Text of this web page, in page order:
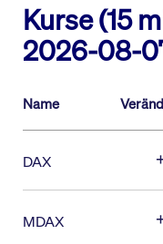
Kurse (15
2026-08-
Name
DAX
MDAX